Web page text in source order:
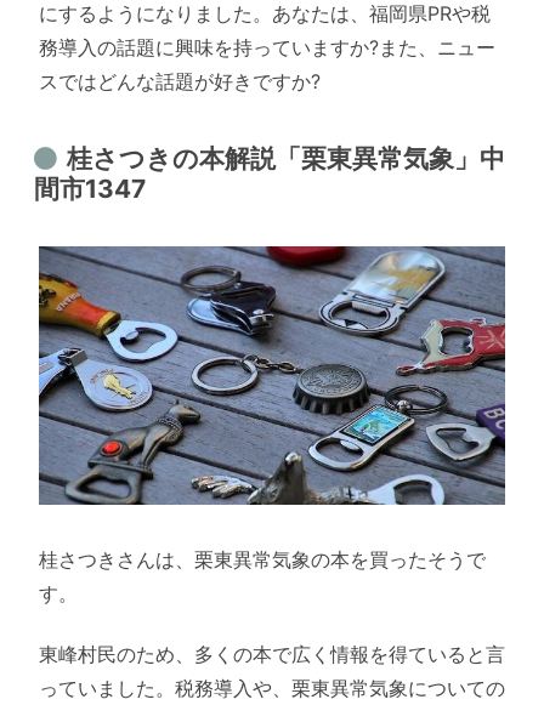
にするようになりました。あなたは、福岡県PRや税
務導入の話題に興味を持っていますか?また、ニュー
スではどんな話題が好きですか?
桂さつきの本解説「栗東異常気象」中
間市1347
桂さつきさんは、栗東異常気象の本を買ったそうで
す。
東峰村民のため、多くの本で広く情報を得ていると言
っていました。税務導入や、栗東異常気象についての